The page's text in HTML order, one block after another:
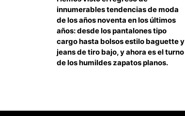
innumerables tendencias de moda
de los años noventa en los últimos
años: desde los pantalones tipo
cargo hasta bolsos estilo baguette y
jeans de tiro bajo, y ahora es el turno
de los humildes zapatos planos.